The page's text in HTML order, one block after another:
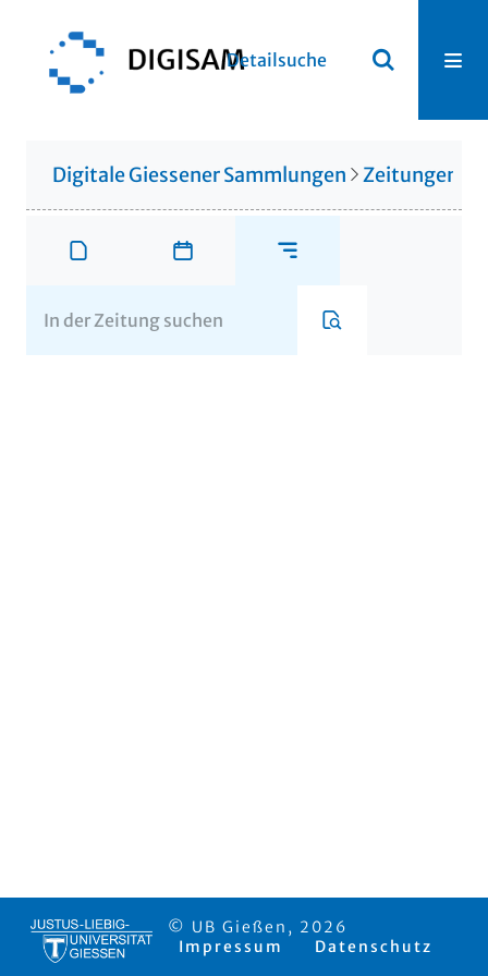
Detailsuche
Digitale Giessener Sammlungen Zeitungen
© UB Gießen, 2026
Impressum
Datenschutz